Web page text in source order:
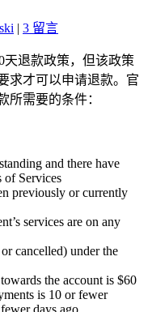
| 3 留言
天退款政策，但该政策
求才可以申请退款。官
所需要的条件：
and there have
of Services
previously or currently
services are on any
cancelled) under the
the account is $60
is 10 or fewer